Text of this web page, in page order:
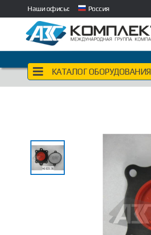
Наши офисы: Россия
КАТАЛОГ ОБОРУДОВАНИЯ